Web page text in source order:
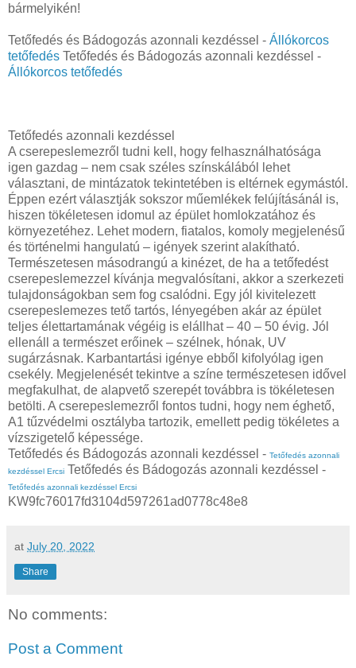
bármelyikén!
Tetőfedés és Bádogozás azonnali kezdéssel - Állókorcos
tetőfedés Tetőfedés és Bádogozás azonnali kezdéssel -
Állókorcos tetőfedés
Tetőfedés azonnali kezdéssel
A cserepeslemezről tudni kell, hogy felhasználhatósága
igen gazdag – nem csak széles színskálából lehet
választani, de mintázatok tekintetében is eltérnek egymástól.
Éppen ezért választják sokszor műemlékek felújításánál is,
hiszen tökéletesen idomul az épület homlokzatához és
környezetéhez. Lehet modern, fiatalos, komoly megjelenésű
és történelmi hangulatú – igények szerint alakítható.
Természetesen másodrangú a kinézet, de ha a tetőfedést
cserepeslemezzel kívánja megvalósítani, akkor a szerkezeti
tulajdonságokban sem fog csalódni. Egy jól kivitelezett
cserepeslemezes tető tartós, lényegében akár az épület
teljes élettartamának végéig is elállhat – 40 – 50 évig. Jól
ellenáll a természet erőinek – szélnek, hónak, UV
sugárzásnak. Karbantartási igénye ebből kifolyólag igen
csekély. Megjelenését tekintve a színe természetesen idővel
megfakulhat, de alapvető szerepét továbbra is tökéletesen
betölti. A cserepeslemezről fontos tudni, hogy nem éghető,
A1 tűzvédelmi osztályba tartozik, emellett pedig tökéletes a
vízszigetelő képessége.
Tetőfedés és Bádogozás azonnali kezdéssel - Tetőfedés azonnali
kezdéssel Ercsi Tetőfedés és Bádogozás azonnali kezdéssel -
Tetőfedés azonnali kezdéssel Ercsi
KW9fc76017fd3104d597261ad0778c48e8
at July 20, 2022
Share
No comments:
Post a Comment